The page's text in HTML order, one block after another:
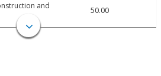
and
50.00